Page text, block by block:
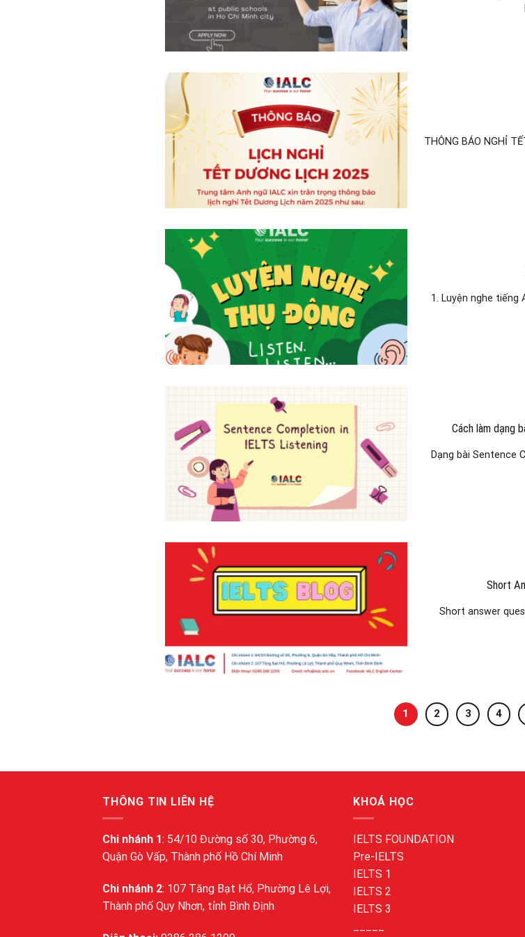
THÔNG BÁO NGHỈ
1. Luyện nghe tiếng
Cách làm dạng
Dạng bài Sentence
Short
Short answer
1 2 3 4
THÔNG TIN LIÊN HỆ
Chi nhánh 1: 54/10 Đường số 30, Phường 6,
Quận Gò Vấp, Thành phố Hồ Chí Minh
Chi nhánh 2: 107 Tăng Bạt Hổ, Phường Lê Lợi,
Thành phố Quy Nhơn, tỉnh Bình Định
KHOÁ HỌC
IELTS FOUNDATION
Pre-IELTS
IELTS 1
IELTS 2
IELTS 3